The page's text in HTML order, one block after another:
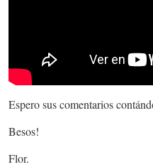
Espero sus comentarios
Besos!
Flor.